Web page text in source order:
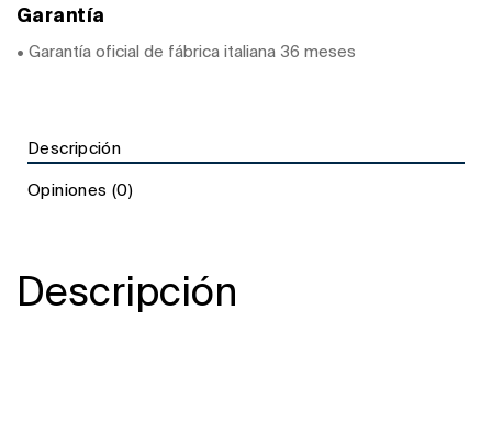
Garantía
• Garantía oficial de fábrica italiana 36 meses
Descripción
Opiniones (0)
Descripción